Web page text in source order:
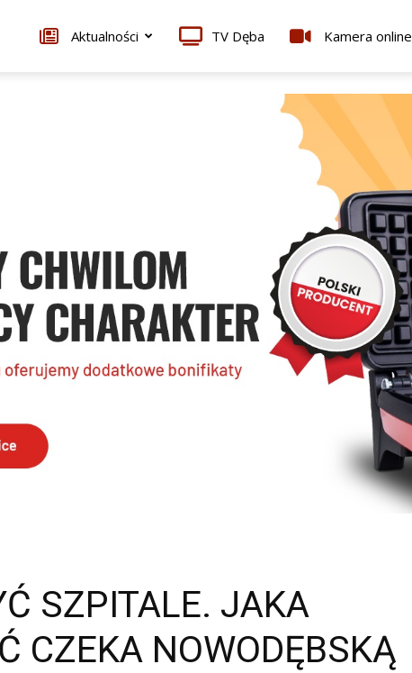
Aktualności TV Dęba Kamera online
SZPITALE. JAKA
CZEKA NOWODĘBSKĄ